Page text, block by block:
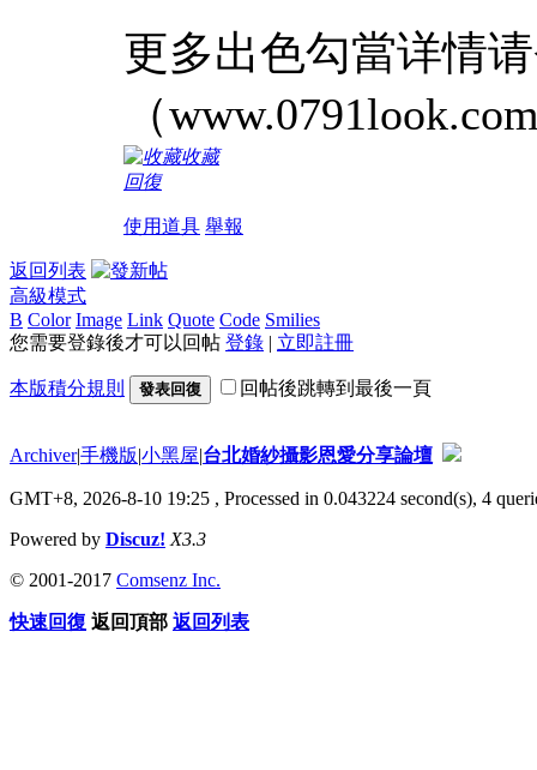
更多出色勾當详情
（
收藏
回復
使用道具 舉報
返回列表
高級模式
B Color Image Link Quote Code Smilies
您需要登錄後才可以回帖 登錄 | 立即註冊
本版積分規則 發表回復 回帖後跳轉到最後一頁
Archiver|手機版|小黑屋|台北婚紗攝影恩愛分享論壇
GMT+8, 2026-8-10 19:25 , Processed in 0.043224 second(s), 4
Powered by Discuz! X3.3
© 2001-2017 Comsenz Inc.
快速回復 返回頂部 返回列表